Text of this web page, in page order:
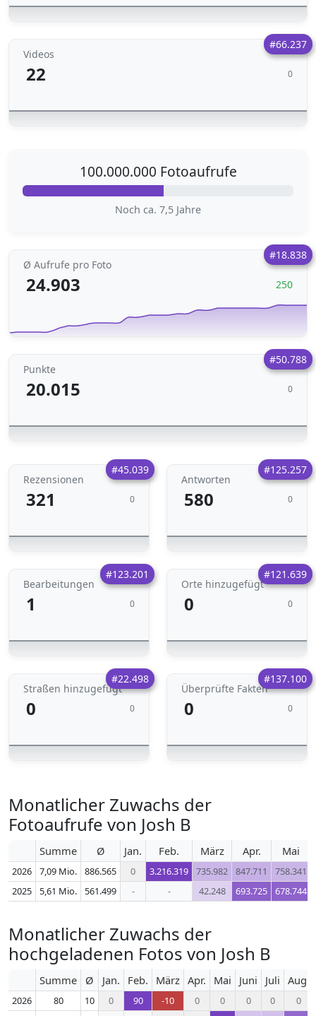
#66.237
Videos
22 0
100.000.000 Fotoaufrufe
Noch ca. 7,5 Jahre
#18.838
Ø Aufrufe pro Foto
24.903 250
#50.788
Punkte
20.015 0
#45.039
Rezensionen
321 0
#125.257
Antworten
580 0
#123.201
Bearbeitungen
1 0
#121.639
Orte hinzugefügt
0 0
#22.498
Straßen hinzugefügt
0 0
#137.100
Überprüfte Fakten
0 0
Monatlicher Zuwachs der
Fotoaufrufe von Josh B
Summe Ø Jan. Feb. März Apr. Mai
2026 7,09 Mio. 886.565 0 3.216.319 735.982 847.711 758.341
2025
5,61 Mio. 561.499 - - 42.248 693.725 678.744
Monatlicher Zuwachs der
hochgeladenen Fotos von Josh B
Summe Ø Jan. Feb. März Apr. Mai Juni Juli Aug.
2026 80 10 0 90 -10 0 0 0 0
0